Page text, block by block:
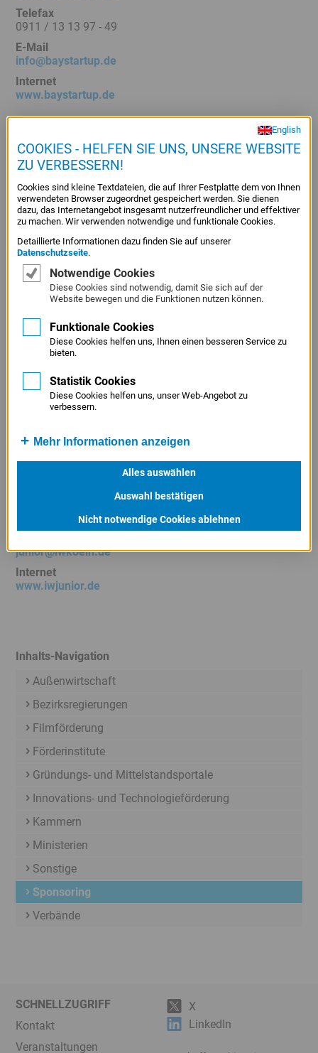
Telefax
0911 / 13 13 97 - 49
E-Mail
info@baystartup.de
Internet
www.baystartup.de
Deutscher Gründerpreis
Anschrift
Charlottenstraße 47
10117 Berlin
Telefon
Telefax
030 / 20 22 5 - 51 31
E-Mail
deutscher-gruenderpreis@dsgv.de
Internet
www.deutscher-gruenderpreis.de
Institut der deutschen Wirtschaft Köln
JUNIOR gGmbH
Konrad-Adenauer-Ufer 21
50668 Köln
0221 / 49 81 - 79 9
junior@iwkoeln.de
Internet
www.iwjunior.de
Inhalts-Navigation
Außenwirtschaft
Bezirksregierungen
Filmförderung
Förderinstitute
Gründungs- und Mittelstandsportale
Innovations- und Technologieförderung
Kammern
Ministerien
Sonstige
Sponsoring
Verbände
SCHNELLZUGRIFF
Kontakt
Veranstaltungen
X
LinkedIn
English
COOKIES - HELFEN SIE UNS, UNSERE WEBSITE
ZU VERBESSERN!
Cookies sind kleine Textdateien, die auf Ihrer Festplatte dem von Ihnen
verwendeten Browser zugeordnet gespeichert werden. Sie dienen
dazu, das Internetangebot insgesamt nutzerfreundlicher und effektiver
zu machen. Wir verwenden notwendige und funktionale Cookies.
Detaillierte Informationen dazu finden Sie auf unserer
Datenschutzseite.
Notwendige Cookies
Diese Cookies sind notwendig, damit Sie sich auf der
Website bewegen und die Funktionen nutzen können.
Funktionale Cookies
Diese Cookies helfen uns, Ihnen einen besseren Service zu
bieten.
Statistik Cookies
Diese Cookies helfen uns, unser Web-Angebot zu
verbessern.
Mehr Informationen anzeigen
Alles auswählen
Auswahl bestätigen
Nicht notwendige Cookies ablehnen